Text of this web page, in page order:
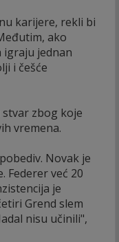
karijere, rekli bi
ako
igraju jednan
i češće
zbog koje
vremena.
Novak je
Federer već 20
je
Grend slem
nisu učinili",